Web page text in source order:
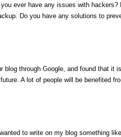
ever have any issues with
Do you have any solutions to
blog through Google, and found that it
A lot of people will be benefited
to write on my blog something